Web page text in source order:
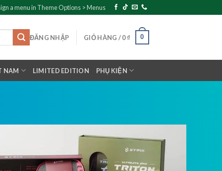
a menu in Theme Options > Menus
ĐĂNG NHẬP GIỎ HÀNG /0₫ 0
NAM LIMITED EDITION PHỤ KIỆN